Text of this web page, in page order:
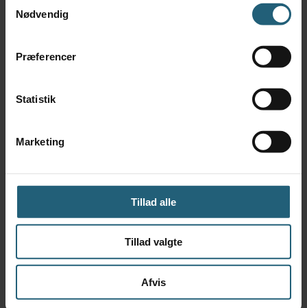
Nødvendig
Præferencer
Statistik
Marketing
Tillad alle
Tillad valgte
Afvis
prøvetime?
Hvornår skal jeg afmelde mig hold,
Hvordan bliver jeg en del af facebook
Kan jeg sætte mit medlemskab i